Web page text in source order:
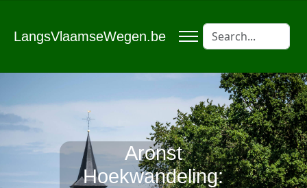
LangsVlaamseWegen.be
Aronst
Hoekwandeling: